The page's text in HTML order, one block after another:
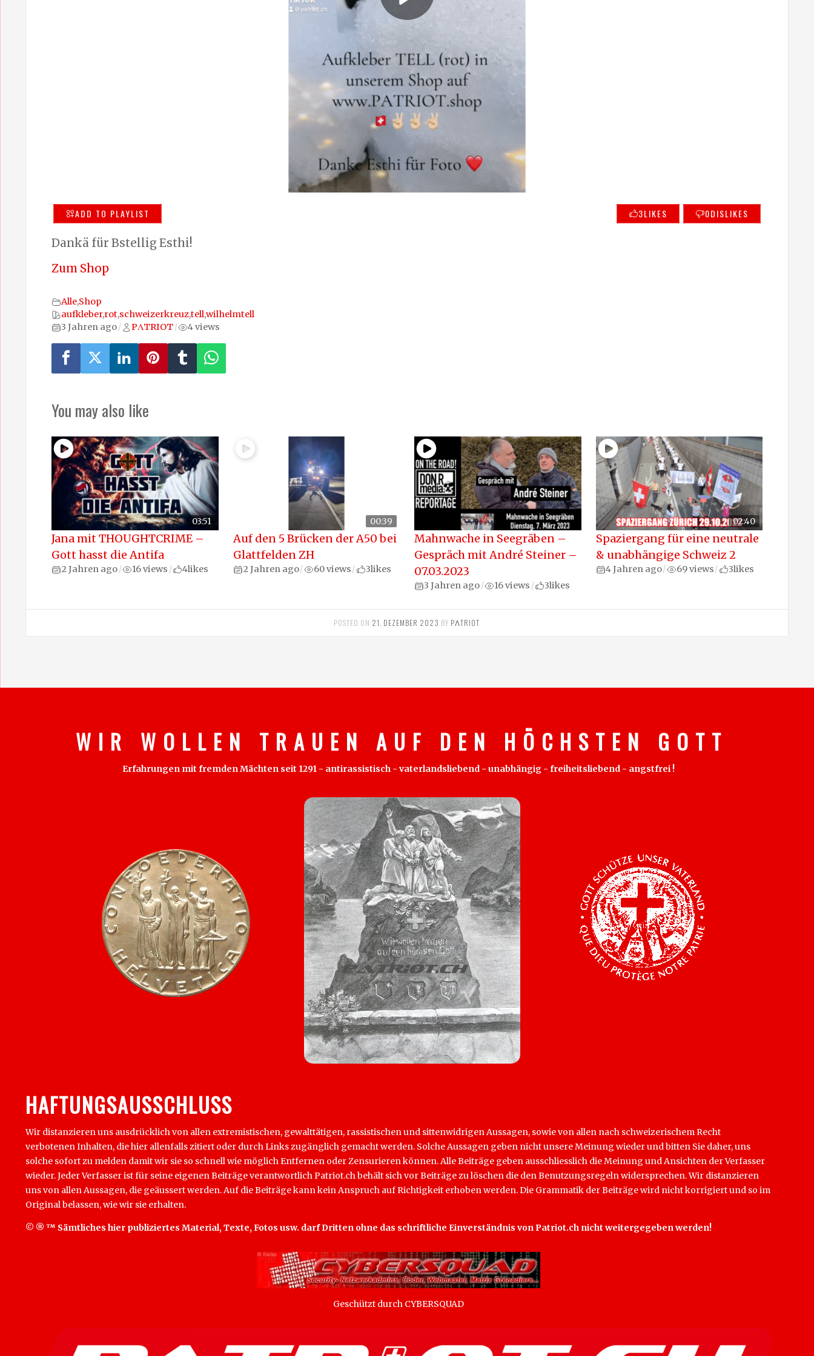
ADD TO PLAYLIST 3LIKES 0DISLIKES
Dankä für Bstellig Esthi!
Zum Shop
Alle,Shop
aufkleber,rot,schweizerkreuz,tell,wilhelmtell
3 Jahren ago/ PΛTRIOT/ 4 views
You may also like
03:51
Jana mit THOUGHTCRIME –
Gott hasst die Antifa
2 Jahren ago/ 16 views / 4likes
00:39
Auf den 5 Brücken der A50 bei
Glattfelden ZH
2 Jahren ago/ 60 views/ 3likes
Mahnwache in Seegräben –
Gespräch mit André Steiner –
07.03.2023
3 Jahren ago/ 16 views / 3likes
02:40
Spaziergang für eine neutrale
& unabhängige Schweiz 2
4 Jahren ago/ 69 views/ 3likes
POSTED ON 21. DEZEMBER 2023 BY PΛTRIOT.
W I R W O L L E N T R A U E N A U F D E N H Ö C H S T E N G O T T
Erfahrungen mit fremden Mächten seit 1291 - antirassistisch - vaterlandsliebend - unabhängig - freiheitsliebend - angstfrei !
HAFTUNGSAUSSCHLUSS
Wir distanzieren uns ausdrücklich von allen extremistischen, gewalttätigen, rassistischen und sittenwidrigen Aussagen, sowie von allen nach schweizerischem Recht
verbotenen Inhalten, die hier allenfalls zitiert oder durch Links zugänglich gemacht werden. Solche Aussagen geben nicht unsere Meinung wieder und bitten Sie daher, uns
solche sofort zu melden damit wir sie so schnell wie möglich Entfernen oder Zensurieren können. Alle Beiträge geben ausschliesslich die Meinung und Ansichten der Verfasser
wieder. Jeder Verfasser ist für seine eigenen Beiträge verantwortlich Patriot.ch behält sich vor Beiträge zu löschen die den Benutzungsregeln widersprechen. Wir distanzieren
uns von allen Aussagen, die geäussert werden. Auf die Beiträge kann kein Anspruch auf Richtigkeit erhoben werden. Die Grammatik der Beiträge wird nicht korrigiert und so im
Original belassen, wie wir sie erhalten.
© ® ™ Sämtliches hier publiziertes Material, Texte, Fotos usw. darf Dritten ohne das schriftliche Einverständnis von Patriot.ch nicht weitergegeben werden!
Geschützt durch CYBERSQUAD